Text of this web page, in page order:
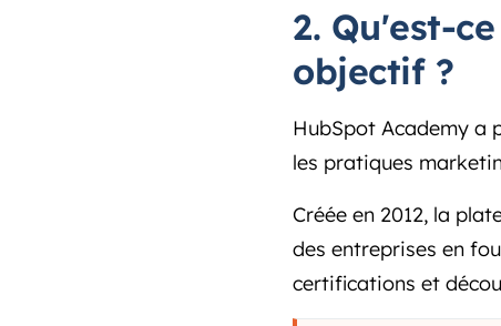
2. Qu'est-
objectif ?
HubSpot Academy a
les pratiques
Créée en 2012, la
des entreprises en
certifications et